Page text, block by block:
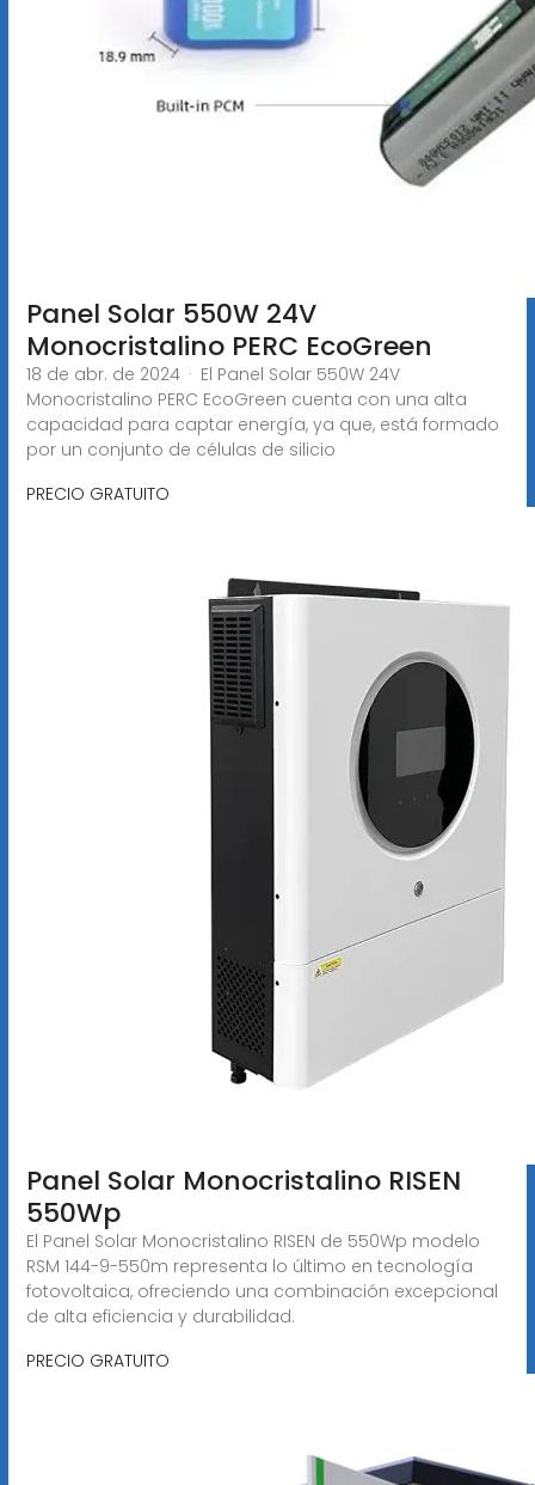
Panel Solar 550W 24V
Monocristalino PERC EcoGreen
18 de abr. de 2024 · El Panel Solar 550W 24V
Monocristalino PERC EcoGreen cuenta con una alta
capacidad para captar energía, ya que, está formado
por un conjunto de células de silicio
PRECIO GRATUITO
Panel Solar Monocristalino RISEN
550Wp
El Panel Solar Monocristalino RISEN de 550Wp modelo
RSM 144-9-550m representa lo último en tecnología
fotovoltaica, ofreciendo una combinación excepcional
de alta eficiencia y durabilidad.
PRECIO GRATUITO